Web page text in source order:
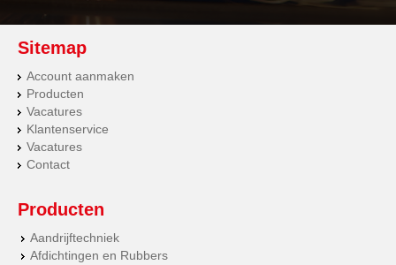
Sitemap
Account aanmaken
Producten
Vacatures
Klantenservice
Vacatures
Contact
Producten
Aandrijftechniek
Afdichtingen en Rubbers